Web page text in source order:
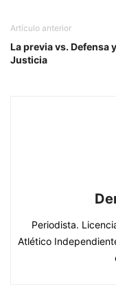
Artículo anterior
La previa vs. Defensa y
Justicia
Periodista.
Atlético